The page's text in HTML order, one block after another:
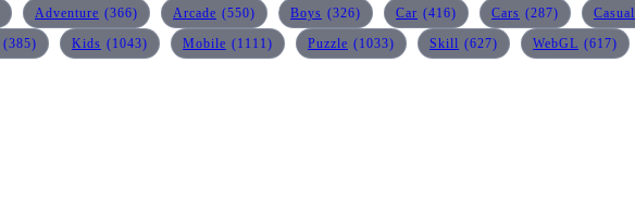
Adventure (366) Arcade (550) Boys (326) Car (416) Cars (287) Casual
(385) Kids (1043) Mobile (1111) Puzzle (1033) Skill (627) WebGL (617)